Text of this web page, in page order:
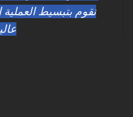
نقوم بتبسيط